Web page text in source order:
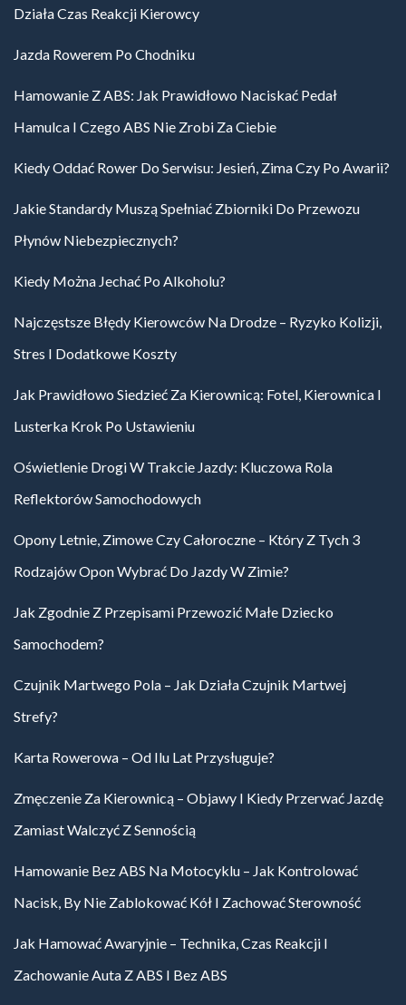
Działa Czas Reakcji Kierowcy
Jazda Rowerem Po Chodniku
Hamowanie Z ABS: Jak Prawidłowo Naciskać Pedał
Hamulca I Czego ABS Nie Zrobi Za Ciebie
Kiedy Oddać Rower Do Serwisu: Jesień, Zima Czy Po Awarii?
Jakie Standardy Muszą Spełniać Zbiorniki Do Przewozu
Płynów Niebezpiecznych?
Kiedy Można Jechać Po Alkoholu?
Najczęstsze Błędy Kierowców Na Drodze – Ryzyko Kolizji,
Stres I Dodatkowe Koszty
Jak Prawidłowo Siedzieć Za Kierownicą: Fotel, Kierownica I
Lusterka Krok Po Ustawieniu
Oświetlenie Drogi W Trakcie Jazdy: Kluczowa Rola
Reflektorów Samochodowych
Opony Letnie, Zimowe Czy Całoroczne – Który Z Tych 3
Rodzajów Opon Wybrać Do Jazdy W Zimie?
Jak Zgodnie Z Przepisami Przewozić Małe Dziecko
Samochodem?
Czujnik Martwego Pola – Jak Działa Czujnik Martwej
Strefy?
Karta Rowerowa – Od Ilu Lat Przysługuje?
Zmęczenie Za Kierownicą – Objawy I Kiedy Przerwać Jazdę
Zamiast Walczyć Z Sennością
Hamowanie Bez ABS Na Motocyklu – Jak Kontrolować
Nacisk, By Nie Zablokować Kół I Zachować Sterowność
Jak Hamować Awaryjnie – Technika, Czas Reakcji I
Zachowanie Auta Z ABS I Bez ABS